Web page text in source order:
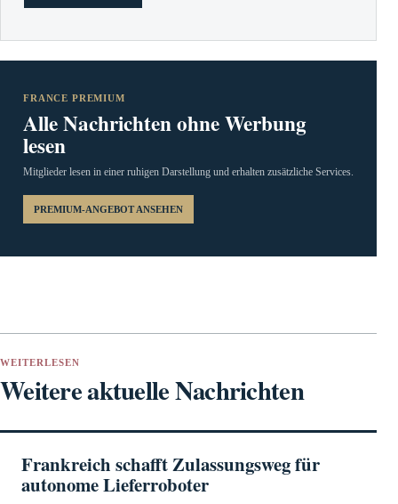
FRANCE PREMIUM
Alle Nachrichten ohne Werbung
lesen
Mitglieder lesen in einer ruhigen Darstellung und erhalten zusätzliche Services.
PREMIUM-ANGEBOT ANSEHEN
WEITERLESEN
Weitere aktuelle Nachrichten
Frankreich schafft Zulassungsweg für
autonome Lieferroboter